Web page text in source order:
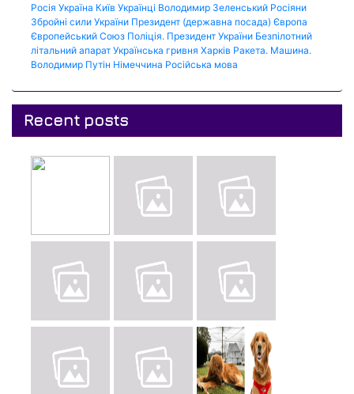
Росія Україна Київ Українці Володимир Зеленський Росіяни
Збройні сили України Президент (державна посада) Європа
Європейський Союз Поліція. Президент України Безпілотний
літальний апарат Українська гривня Харків Ракета. Машина.
Володимир Путін Німеччина Російська мова
Recent posts